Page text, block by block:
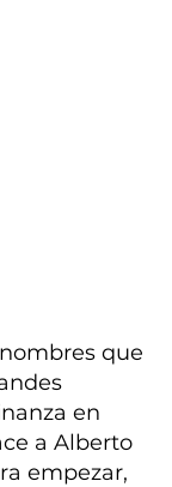
que
en
a Alberto
empezar,